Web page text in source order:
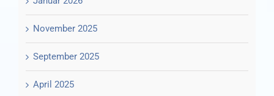
November 2025
September 2025
April 2025